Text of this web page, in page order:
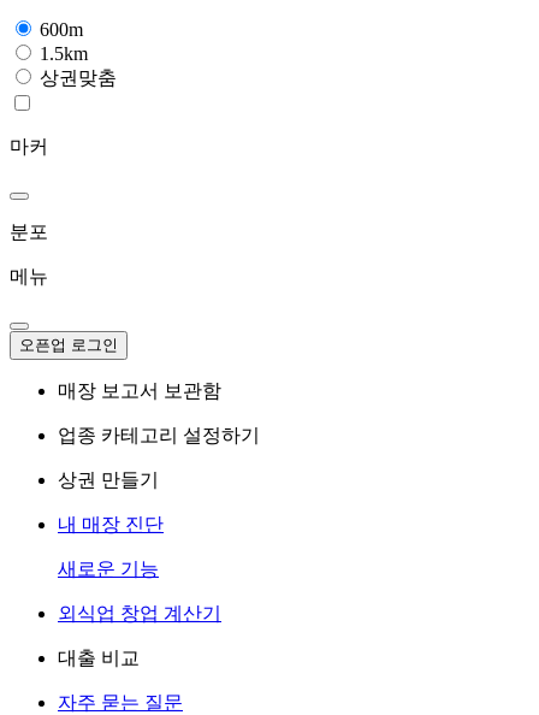
600m
1.5km
상권맞춤
마커
분포
메뉴
오픈업 로그인
매장 보고서 보관함
업종 카테고리 설정하기
상권 만들기
내 매장 진단
새로운 기능
외식업 창업 계산기
대출 비교
자주 묻는 질문